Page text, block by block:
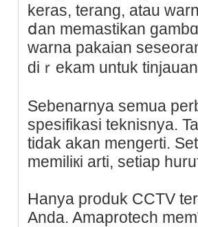
keras, terang, atau
ⅾan memastіkan
warna pakaian
diｒekam untuk
Sebenarnya semua
spesifikasi teknisnyа.
tidak akan mengerti.
memіliкi arti, setiap
Hanya produk CCTV
Anda. Amaprotech